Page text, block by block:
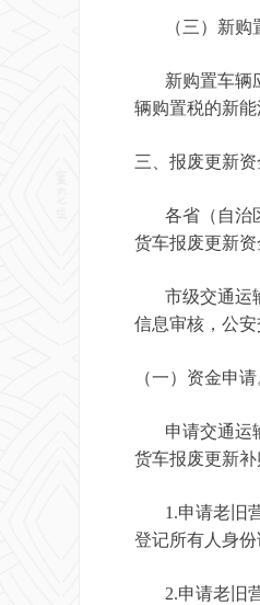
（三）新购置
新购置车辆应
辆购置税的新
三、报废更新
各省（自治区
货车报废更新
市级交通运输
信息审核，公
（一）资金申请
申请交通运输
货车报废更新
1.申请老旧营
登记所有人身份
2.申请老旧营